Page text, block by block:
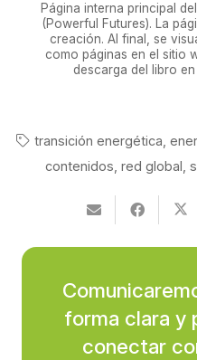
Página interna principal
(Powerful Futures). La
creación. Al final, se
como páginas en el sitio
descarga del libro
transición energética
contenidos red global
forma clara y
conectar